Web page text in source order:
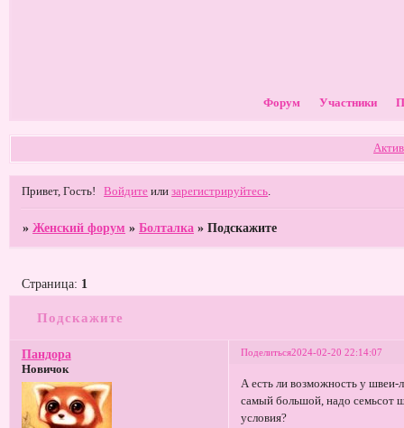
Форум Участники
Привет, Гость! Войдите илизарегистрируйтесь
»Женский форум »Болталка »Подскажите
Подскажите
Страница: 1
Поделиться2024-02-20 22:14:07
Пандора
Новичок
А есть ли возможность у швеи-
самый большой, надо семьсот
условия?